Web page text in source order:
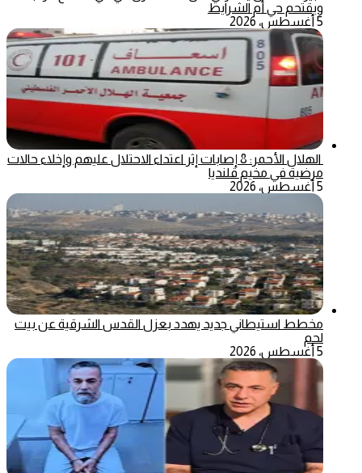
ويقتحم حي أم الشرايط
5 أغسطس، 2026
الهلال الأحمر: 8 إصابات إثر اعتداء الاحتلال عليهم وإخلاء حالات
مرضية في مخيم قلنديا
5 أغسطس، 2026
مخطط استيطاني جديد يهدد بعزل القدس الشرقية عن بيت
لحم
5 أغسطس، 2026